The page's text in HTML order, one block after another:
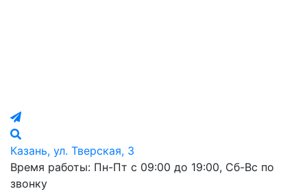
Казань, ул. Тверская, 3
Время работы: Пн-Пт с 09:00 до 19:00, Сб-Вс по
звонку